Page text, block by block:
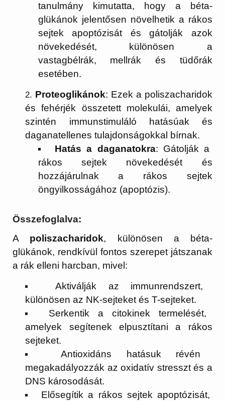
tanulmány kimutatta, hogy a béta-
glükánok jelentősen növelhetik a rákos
sejtek apoptózisát és gátolják azok
növekedését, különösen a
vastagbélrák, mellrák és tüdőrák
esetében.
Proteoglikánok: Ezek a poliszacharidok
és fehérjék összetett molekulái, amelyek
szintén immunstimuláló hatásúak és
daganatellenes tulajdonságokkal bírnak.
Hatás a daganatokra: Gátolják a
rákos sejtek növekedését és
hozzájárulnak a rákos sejtek
öngyilkosságához (apoptózis).
Összefoglalva:
A poliszacharidok, különösen a béta-
glükánok, rendkívül fontos szerepet játszanak
a rák elleni harcban, mivel:
Aktiválják az immunrendszert,
különösen az NK-sejteket és T-sejteket.
Serkentik a citokinek termelését,
amelyek segítenek elpusztítani a rákos
sejteket.
Antioxidáns hatásuk révén
megakadályozzák az oxidatív stresszt és a
DNS károsodását.
Elősegítik a rákos sejtek apoptózisát,